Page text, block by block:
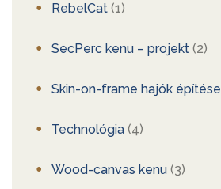
RebelCat (1)
SecPerc kenu – projekt (2)
Skin-on-frame hajók építése
Technológia (4)
Wood-canvas kenu (3)